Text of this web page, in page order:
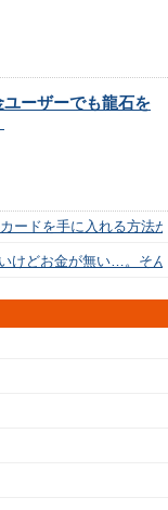
ユーザーでも龍石を
ードを手に入れる方法
けどお金が無い…。そ